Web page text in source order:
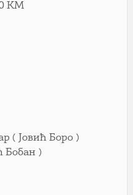
КМ
( Јовић Боро )
Бобан )